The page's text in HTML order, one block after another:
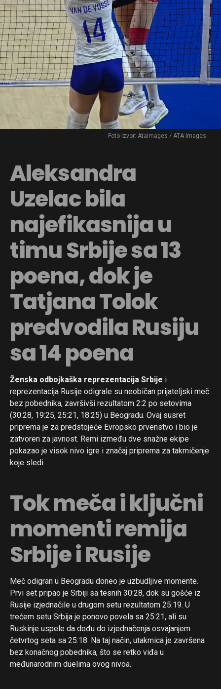
Foto Izvor: Ataimages / ATA Images
Aleksandra
Uzelac bila
najefikasnija u
timu Srbije sa 13
poena, dok je
Tatjana Tolok
predvodila Rusiju
sa 14 poena
Ženska odbojkaška reprezentacija Srbije i
reprezentacija Rusije odigrale su neobičan prijateljski meč
bez pobednika, završivši rezultatom 2:2 po setovima
(30:28, 19:25, 25:21, 18:25) u Beogradu. Ovaj susret
priprema je za predstojeće Evropsko prvenstvo i bio je
zatvoren za javnost. Remi između dve snažne ekipe
pokazao je visok nivo igre i značaj priprema za takmičenje
koje sledi.
Tok meča i ključni
momenti remija
Srbije i Rusije
Meč odigran u Beogradu doneo je uzbudljive momente.
Prvi set pripao je Srbiji sa tesnih 30:28, dok su gošće iz
Rusije izjednačile u drugom setu rezultatom 25:19. U
trećem setu Srbija je ponovo povela sa 25:21, ali su
Ruskinje uspele da dođu do izjednačenja osvajanjem
četvrtog seta sa 25:18. Na taj način, utakmica je završena
bez konačnog pobednika, što se retko viđa u
međunarodnim duelima ovog nivoa.